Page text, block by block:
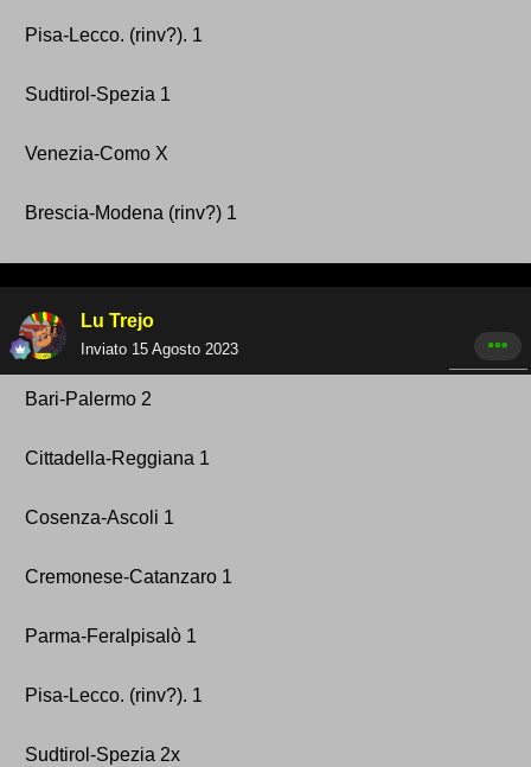
Pisa-Lecco. (rinv ?). 1
Sudtirol-Spezia 1
Venezia-Como X
Brescia-Modena (rinv? ) 1
Lu Trejo
Inviato 15 Agosto 2023
Bari -Palermo 2
Cittadella-Reg giana 1
Cosenza -Ascoli 1
Cremonese - Catanzaro 1
Parma-Feralpisalò 1
Pisa-Lecco. (rinv ?). 1
Sudtirol-Spezia 2x